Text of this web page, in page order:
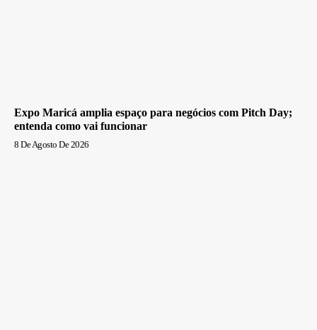
Expo Maricá amplia espaço para negócios com Pitch Day;
entenda como vai funcionar
8 De Agosto De 2026